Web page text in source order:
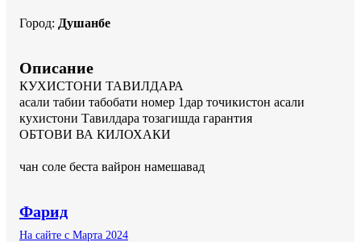
Город: Душанбе
Описание
КУХИСТОНИ ТАВИЛДАРА
асали табии табобати номер 1дар точикистон асали
кухистони Тавилдара тозагишда гарантия
ОБТОВИ ВА КИЛОХАКИ
чан соле беста вайрон намешавад
Фарид
На сайте с Марта 2024